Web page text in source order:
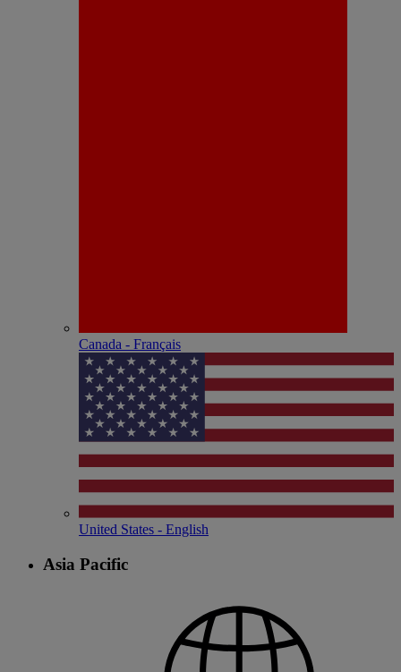
Canada - Français
United States - English
Asia Pacific